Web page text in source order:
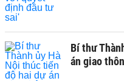
Bí thư
án giao